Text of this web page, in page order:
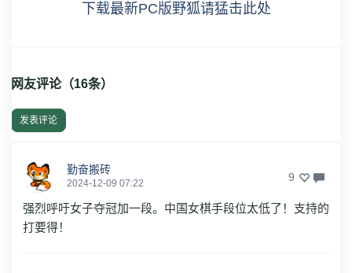
下载最新PC版野狐请猛击此处
网友评论（16条）
发表评论
勤奋搬砖
2024-12-09 07:22 9
强烈呼吁女子夺冠加一段。中国女棋手段位太低了！支持的
打要得！